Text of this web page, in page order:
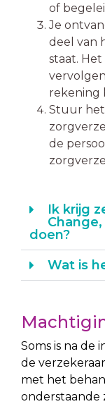
of
Je
deel van
staat.
rekening
Stuur het
de
Ik krijg
doen?
Wat is
Soms is na de
de
met het
onderstaande